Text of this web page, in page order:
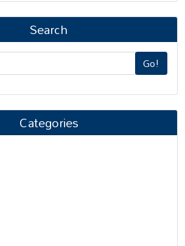
Search
Go!
Categories